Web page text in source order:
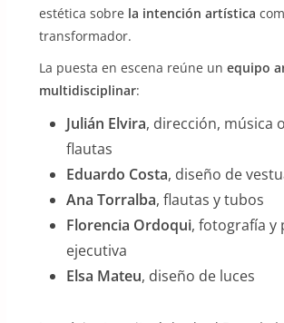
estética sobre la intención artística
transformador.
La puesta en escena reúne un equipo
multidisciplinar:
Julián Elvira, dirección, música
flautas
Eduardo Costa, diseño de
Ana Torralba, flautas y tubos
Florencia Ordoqui, fotografía y
ejecutiva
Elsa Mateu, diseño de luces